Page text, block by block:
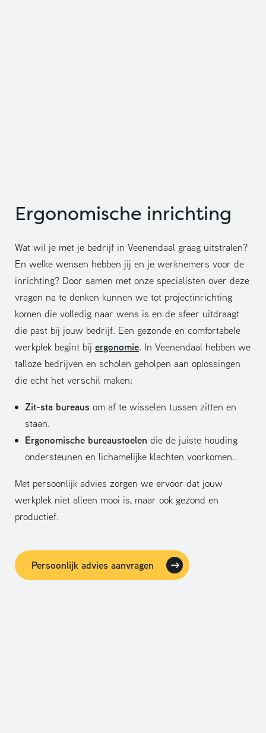
Ergonomische inrichting
Wat wil je met je bedrijf in Veenendaal graag uitstralen?
En welke wensen hebben jij en je werknemers voor de
inrichting? Door samen met onze specialisten over deze
vragen na te denken kunnen we tot projectinrichting
komen die volledig naar wens is en de sfeer uitdraagt
die past bij jouw bedrijf. Een gezonde en comfortabele
werkplek begint bij ergonomie. In Veenendaal hebben we
talloze bedrijven en scholen geholpen aan oplossingen
die echt het verschil maken:
Zit-sta bureaus om af te wisselen tussen zitten en
staan.
Ergonomische bureaustoelen die de juiste houding
ondersteunen en lichamelijke klachten voorkomen.
Met persoonlijk advies zorgen we ervoor dat jouw
werkplek niet alleen mooi is, maar ook gezond en
productief.
Persoonlijk advies aanvragen